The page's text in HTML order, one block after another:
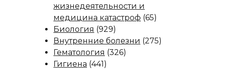
жизнедеятельности и
медицина катастроф (65)
Биология (929)
Внутренние болезни (275)
Гематология (326)
Гигиена (441)